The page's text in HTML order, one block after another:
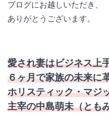
ブログにお越しいただき、
ありがとうございます。
愛され妻はビジネス上
６ヶ月で家族の未来に
ホリスティック・マジ
主宰の中島萌未（とも